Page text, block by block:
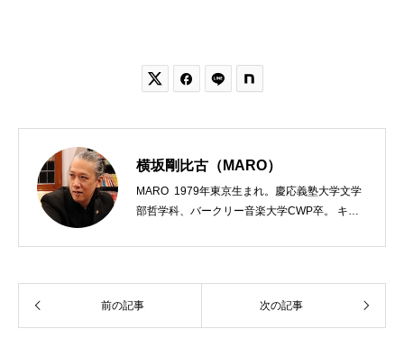
 
横坂剛比古（MARO）
MARO 1979年東京生まれ。慶応義塾大学文学
部哲学科、バークリー音楽大学CWP卒。 キリ
う宗教法人専門の行政書士。2020年7月よりク
「上馬キリスト教会（@kamiumach）」の運営
を行う「まじめ担当」。 著書に『聖書を読んだ
前の記事 次の記事